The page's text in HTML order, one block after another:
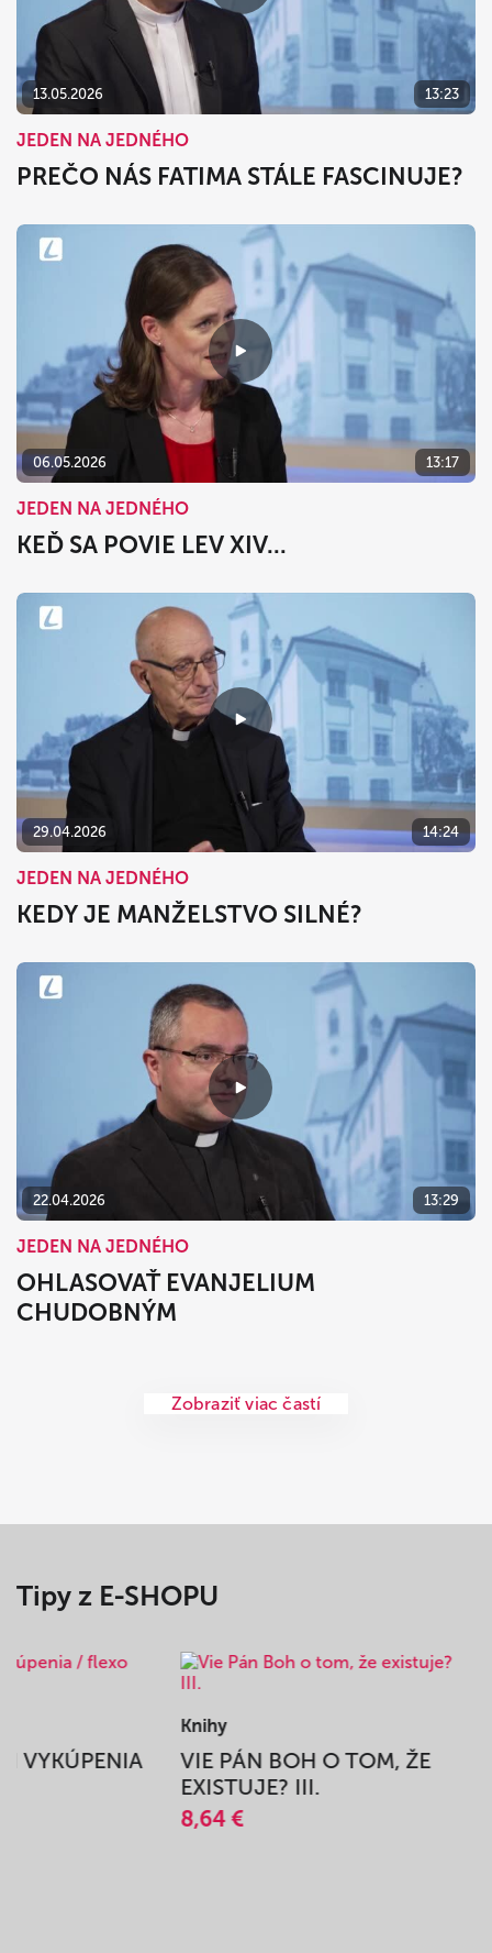
13.05.2026 13:23
JEDEN NA JEDNÉHO
PREČO NÁS FATIMA STÁLE FASCINUJE?
06.05.2026 13:17
JEDEN NA JEDNÉHO
KEĎ SA POVIE LEV XIV...
29.04.2026 14:24
JEDEN NA JEDNÉHO
KEDY JE MANŽELSTVO SILNÉ?
22.04.2026 13:29
JEDEN NA JEDNÉHO
OHLASOVAŤ EVANJELIUM
CHUDOBNÝM
Zobraziť viac častí
Tipy z E-SHOPU
VYKÚPENIA
Knihy
VIE PÁN BOH O TOM, ŽE
EXISTUJE? III.
8,64 €